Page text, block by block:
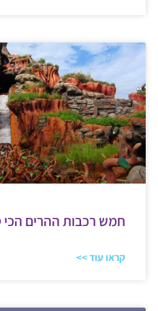
חמש רכבות ההרים הכי
קראו עוד >>